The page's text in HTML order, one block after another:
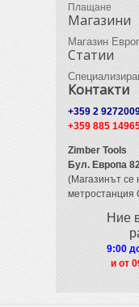
Плащане
Магазини
Магазин
Статии
Контакти
+359 2
+359 885
Zimber Tools
Бул. Европа
(Магазинът се
метростанция
Ние
9:00
и от